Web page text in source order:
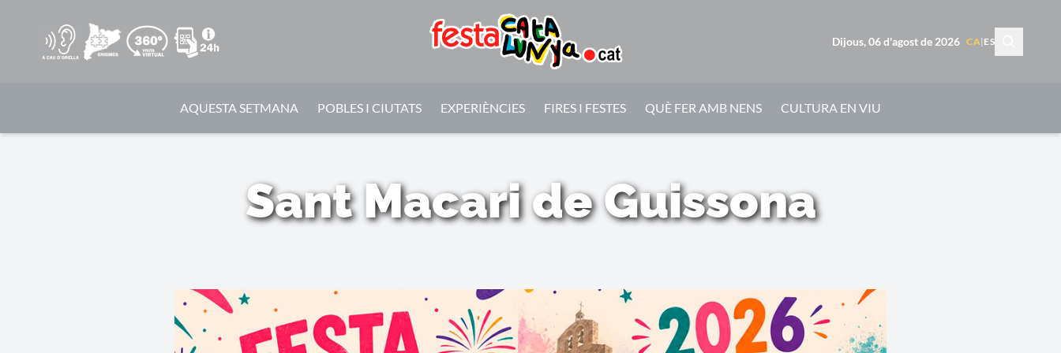
Dijous, 06 d'agost de 2026 CA| ES
AQUESTA SETMANA POBLES I CIUTATS EXPERIÈNCIES FIRES I FESTES QUÈ FER AMB NENS CULTURA EN VIU
Sant Macari de Guissona